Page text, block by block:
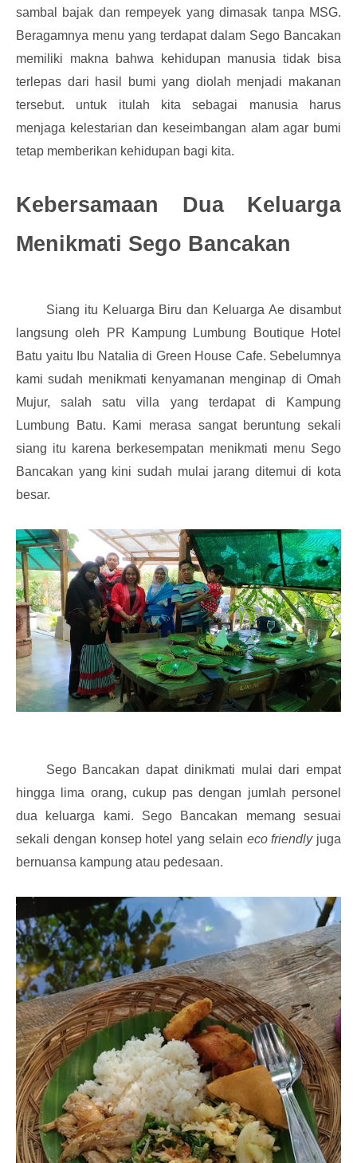
sambal bajak dan rempeyek yang dimasak tanpa MSG.
Beragamnya menu yang terdapat dalam Sego Bancakan
memiliki makna bahwa kehidupan manusia tidak bisa
terlepas dari hasil bumi yang diolah menjadi makanan
tersebut. untuk itulah kita sebagai manusia harus
menjaga kelestarian dan keseimbangan alam agar bumi
tetap memberikan kehidupan bagi kita.
Kebersamaan Dua Keluarga
Menikmati Sego Bancakan
Siang itu Keluarga Biru dan Keluarga Ae disambut
langsung oleh PR Kampung Lumbung Boutique Hotel
Batu yaitu Ibu Natalia di Green House Cafe. Sebelumnya
kami sudah menikmati kenyamanan menginap di Omah
Mujur, salah satu villa yang terdapat di Kampung
Lumbung Batu. Kami merasa sangat beruntung sekali
siang itu karena berkesempatan menikmati menu Sego
Bancakan yang kini sudah mulai jarang ditemui di kota
besar.
Sego Bancakan dapat dinikmati mulai dari empat
hingga lima orang, cukup pas dengan jumlah personel
dua keluarga kami. Sego Bancakan memang sesuai
sekali dengan konsep hotel yang selain eco friendlyjuga
bernuansa kampung atau pedesaan.